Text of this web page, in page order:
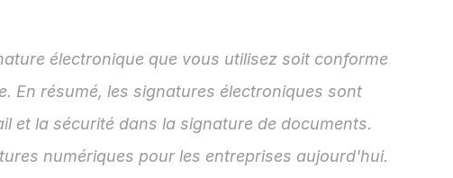
électronique que vous utilisez soit conforme
En résumé, les signatures électroniques sont
et la sécurité dans la signature de documents.
numériques pour les entreprises aujourd'hui.